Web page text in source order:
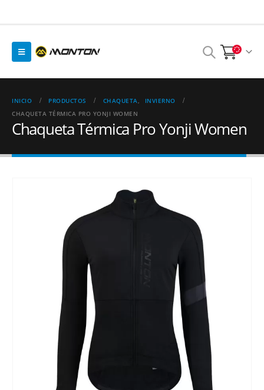
INICIO PRODUCTOS CHAQUETA,
INVIERNO
CHAQUETA TÉRMICA PRO YONJI WOMEN
Chaqueta Térmica Pro Yonji Women